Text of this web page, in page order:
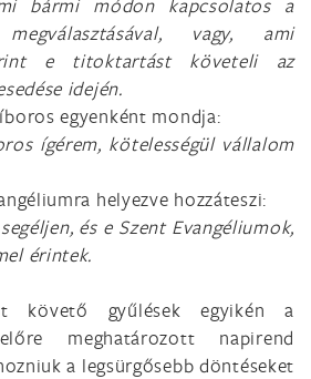
vagy, ami
e titoktartást követeli az
idején.
egyenként mondja:
ígérem, kötelességül vállalom
helyezve hozzáteszi:
és e Szent Evangéliumok,
érintek.
követő gyűlések egyikén a
meghatározott napirend
a legsürgősebb döntéseket